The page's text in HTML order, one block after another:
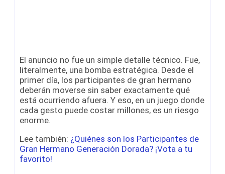
El anuncio no fue un simple detalle técnico. Fue,
literalmente, una bomba estratégica. Desde el
primer día, los participantes de gran hermano
deberán moverse sin saber exactamente qué
está ocurriendo afuera. Y eso, en un juego donde
cada gesto puede costar millones, es un riesgo
enorme.
Lee también: ¿Quiénes son los Participantes de
Gran Hermano Generación Dorada? ¡Vota a tu
favorito!